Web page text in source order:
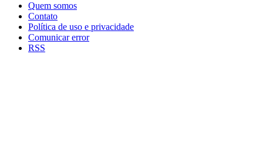
Quem somos
Contato
Política de uso e privacidade
Comunicar error
RSS